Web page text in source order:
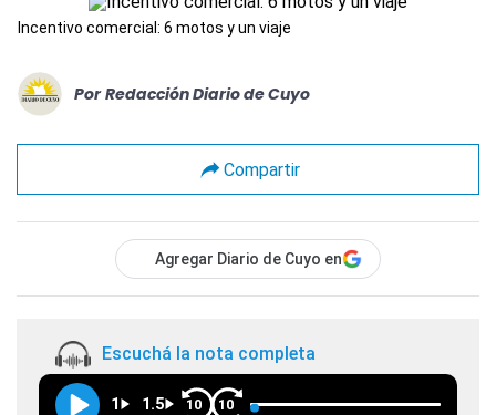
Incentivo comercial: 6 motos y un viaje
Por Redacción Diario de Cuyo
Compartir
Agregar Diario de Cuyo en
Escuchá la nota completa
1 1.5 10 10